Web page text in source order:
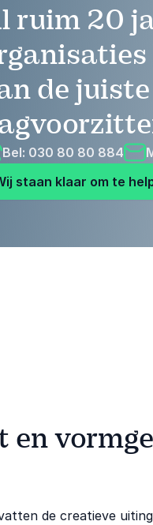
ruim 20
de
Bel: 030 80 80 884
staan klaar om te
en
de creatieve